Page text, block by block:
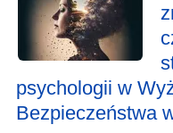
psychologii w
Bezpieczeństwa